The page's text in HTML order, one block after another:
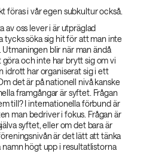
föras i vår egen subkultur också.
av oss lever i är utpräglad
tycks söka sig hit för att man inte
blir när man ändå
och inte har brytt sig om vi
idrott har organiserat sig i ett
det är på nationell nivå kanske
framgångar är syftet. Frågan
till? I internationella förbund är
man bedriver i fokus. Frågan är
syftet, eller om det bara är
är det lätt att tänka
högt upp i resultatlistorna